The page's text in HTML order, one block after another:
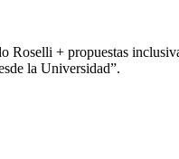
Roselli + propuestas
la Universidad”.